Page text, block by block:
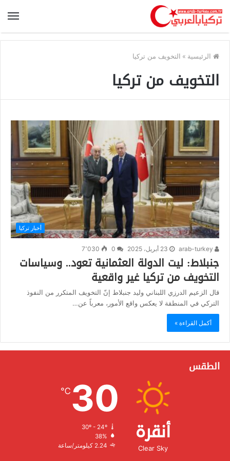
الرئيسية » التخويف من تركيا
التخويف من تركيا
أخبار تركيا
23 أبريل، 2025 7٬030
جنبلاط: ليت الدولة العثمانية تعود.. وسياسات
التخويف من تركيا غير واقعية
قال الزعيم الدرزي اللبناني وليد جنبلاط إنّ التخويف المتكرر من النفوذ
التركي في المنطقة لا يعكس واقع الأمور، معرباً عن…
أكمل القراءة »
الطقس
أنقرة
Clear Sky
30
℃
30º - 24º
الرطوبة:
الرياح: